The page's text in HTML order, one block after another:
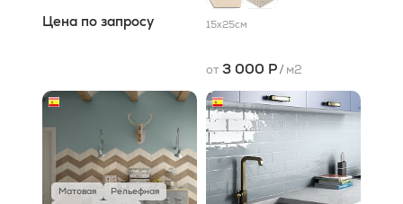
Цена по запросу 15x25см
от 3 000 Р/ м2
Матовая
Рельефная